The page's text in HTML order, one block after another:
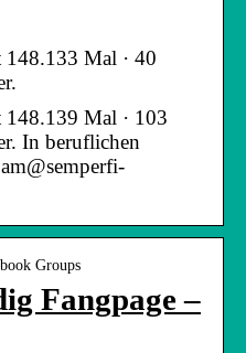
Mal · 40
Mal · 103
In beruflichen
Groups
Fangpage –